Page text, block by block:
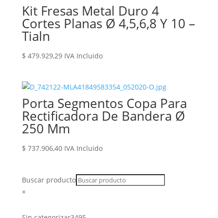
Kit Fresas Metal Duro 4
Cortes Planas Ø 4,5,6,8 Y 10 –
Tialn
$ 479.929,29 IVA Incluido
Porta Segmentos Copa Para
Rectificadora De Bandera Ø
250 Mm
$ 737.906,40 IVA Incluido
Buscar producto
×